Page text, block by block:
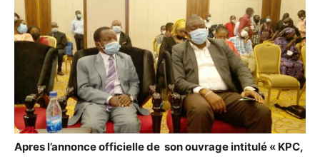
Apres l’annonce officielle de son ouvrage intitulé « KPC,